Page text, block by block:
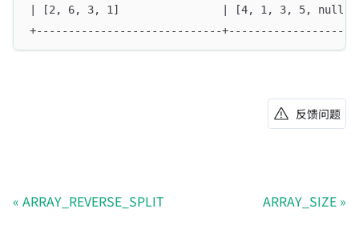
| [2, 6, 3, 1]                | [4, 1, 3, 5,
+-----------------------------
反馈问题
ARRAY_REVERSE_SPLIT ARRAY_SIZE